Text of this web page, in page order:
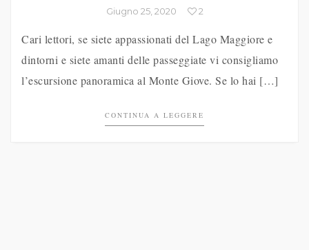
Giugno 25, 2020 2
Cari lettori, se siete appassionati del Lago Maggiore e
dintorni e siete amanti delle passeggiate vi consigliamo
l’escursione panoramica al Monte Giove. Se lo hai […]
CONTINUA A LEGGERE